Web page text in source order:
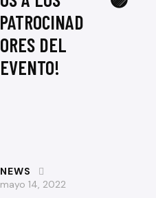
PATROCINAD
ORES DEL
EVENTO!
NEWS
mayo 14, 2022